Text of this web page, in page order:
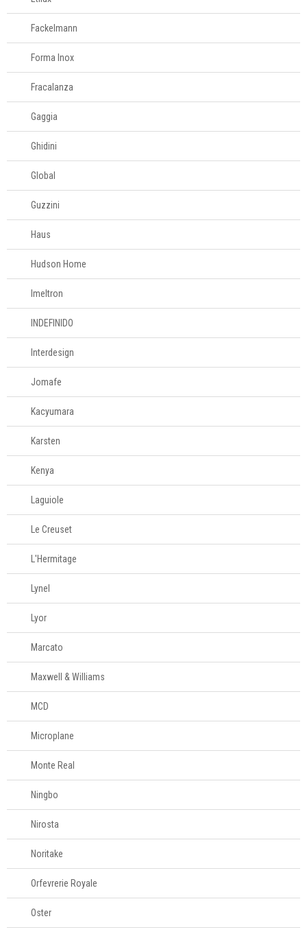
Fackelmann
Forma Inox
Fracalanza
Gaggia
Ghidini
Global
Guzzini
Haus
Hudson Home
Imeltron
INDEFINIDO
Interdesign
Jomafe
Kacyumara
Karsten
Kenya
Laguiole
Le Creuset
L'Hermitage
Lynel
Lyor
Marcato
Maxwell & Williams
MCD
Microplane
Monte Real
Ningbo
Nirosta
Noritake
Orfevrerie Royale
Oster